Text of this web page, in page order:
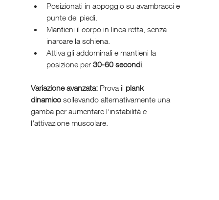
Posizionati in appoggio su avambracci e
punte dei piedi.
Mantieni il corpo in linea retta, senza
inarcare la schiena.
Attiva gli addominali e mantieni la
posizione per 30-60 secondi.
Variazione avanzata: Prova il plank
dinamico sollevando alternativamente una
gamba per aumentare l’instabilità e
l’attivazione muscolare.